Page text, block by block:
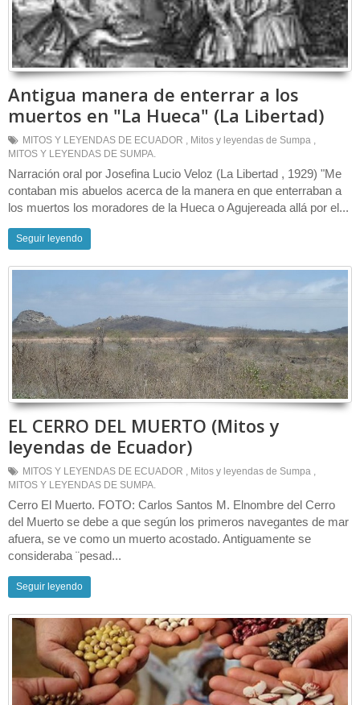
Antigua manera de enterrar a los
muertos en "La Hueca" (La Libertad)
MITOS Y LEYENDAS DE ECUADOR , Mitos y leyendas de Sumpa ,
MITOS Y LEYENDAS DE SUMPA.
Narración oral por Josefina Lucio Veloz (La Libertad , 1929) "Me
contaban mis abuelos acerca de la manera en que enterraban a
los muertos los moradores de la Hueca o Agujereada allá por el...
Seguir leyendo
EL CERRO DEL MUERTO (Mitos y
leyendas de Ecuador)
MITOS Y LEYENDAS DE ECUADOR , Mitos y leyendas de Sumpa ,
MITOS Y LEYENDAS DE SUMPA.
Cerro El Muerto. FOTO: Carlos Santos M. Elnombre del Cerro
del Muerto se debe a que según los primeros navegantes de mar
afuera, se ve como un muerto acostado. Antiguamente se
consideraba ¨pesad...
Seguir leyendo